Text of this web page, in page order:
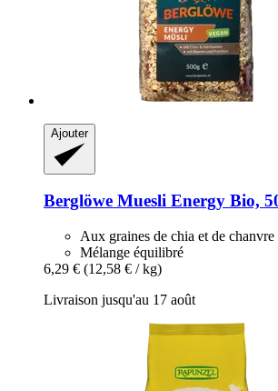
Ajouter
Berglöwe Muesli Energy Bio,
Aux graines de chia et de chanvre
Mélange équilibré
6,29 € (12,58 € / kg)
Livraison jusqu'au 17 août